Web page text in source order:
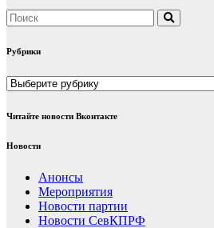
Рубрики
Рубрики
Читайте новости Вконтакте
Новости
Анонсы
Мероприятия
Новости партии
Новости СевКПРФ